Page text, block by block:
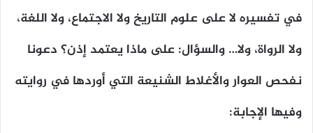
في تفسيره لا على علوم التاريخ ولا الاجتماع، ولا اللغة،
ولا الرواة، ولا… والسؤال: على ماذا يعتمد إذن؟ دعونا
نفحص العوار والأغلاط الشنيعة التي أوردها في روايته
وفيها الإجابة: